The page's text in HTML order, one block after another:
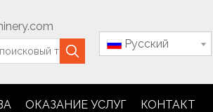
Pусский
ОКАЗАНИЕ УСЛУГ КОНТАКТ